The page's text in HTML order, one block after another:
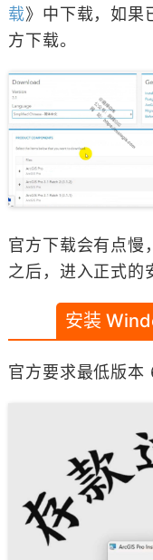
载》中下载，如果
方下载。
官方下载会有点慢
之后，进入正式的
安装
官方要求最低版本